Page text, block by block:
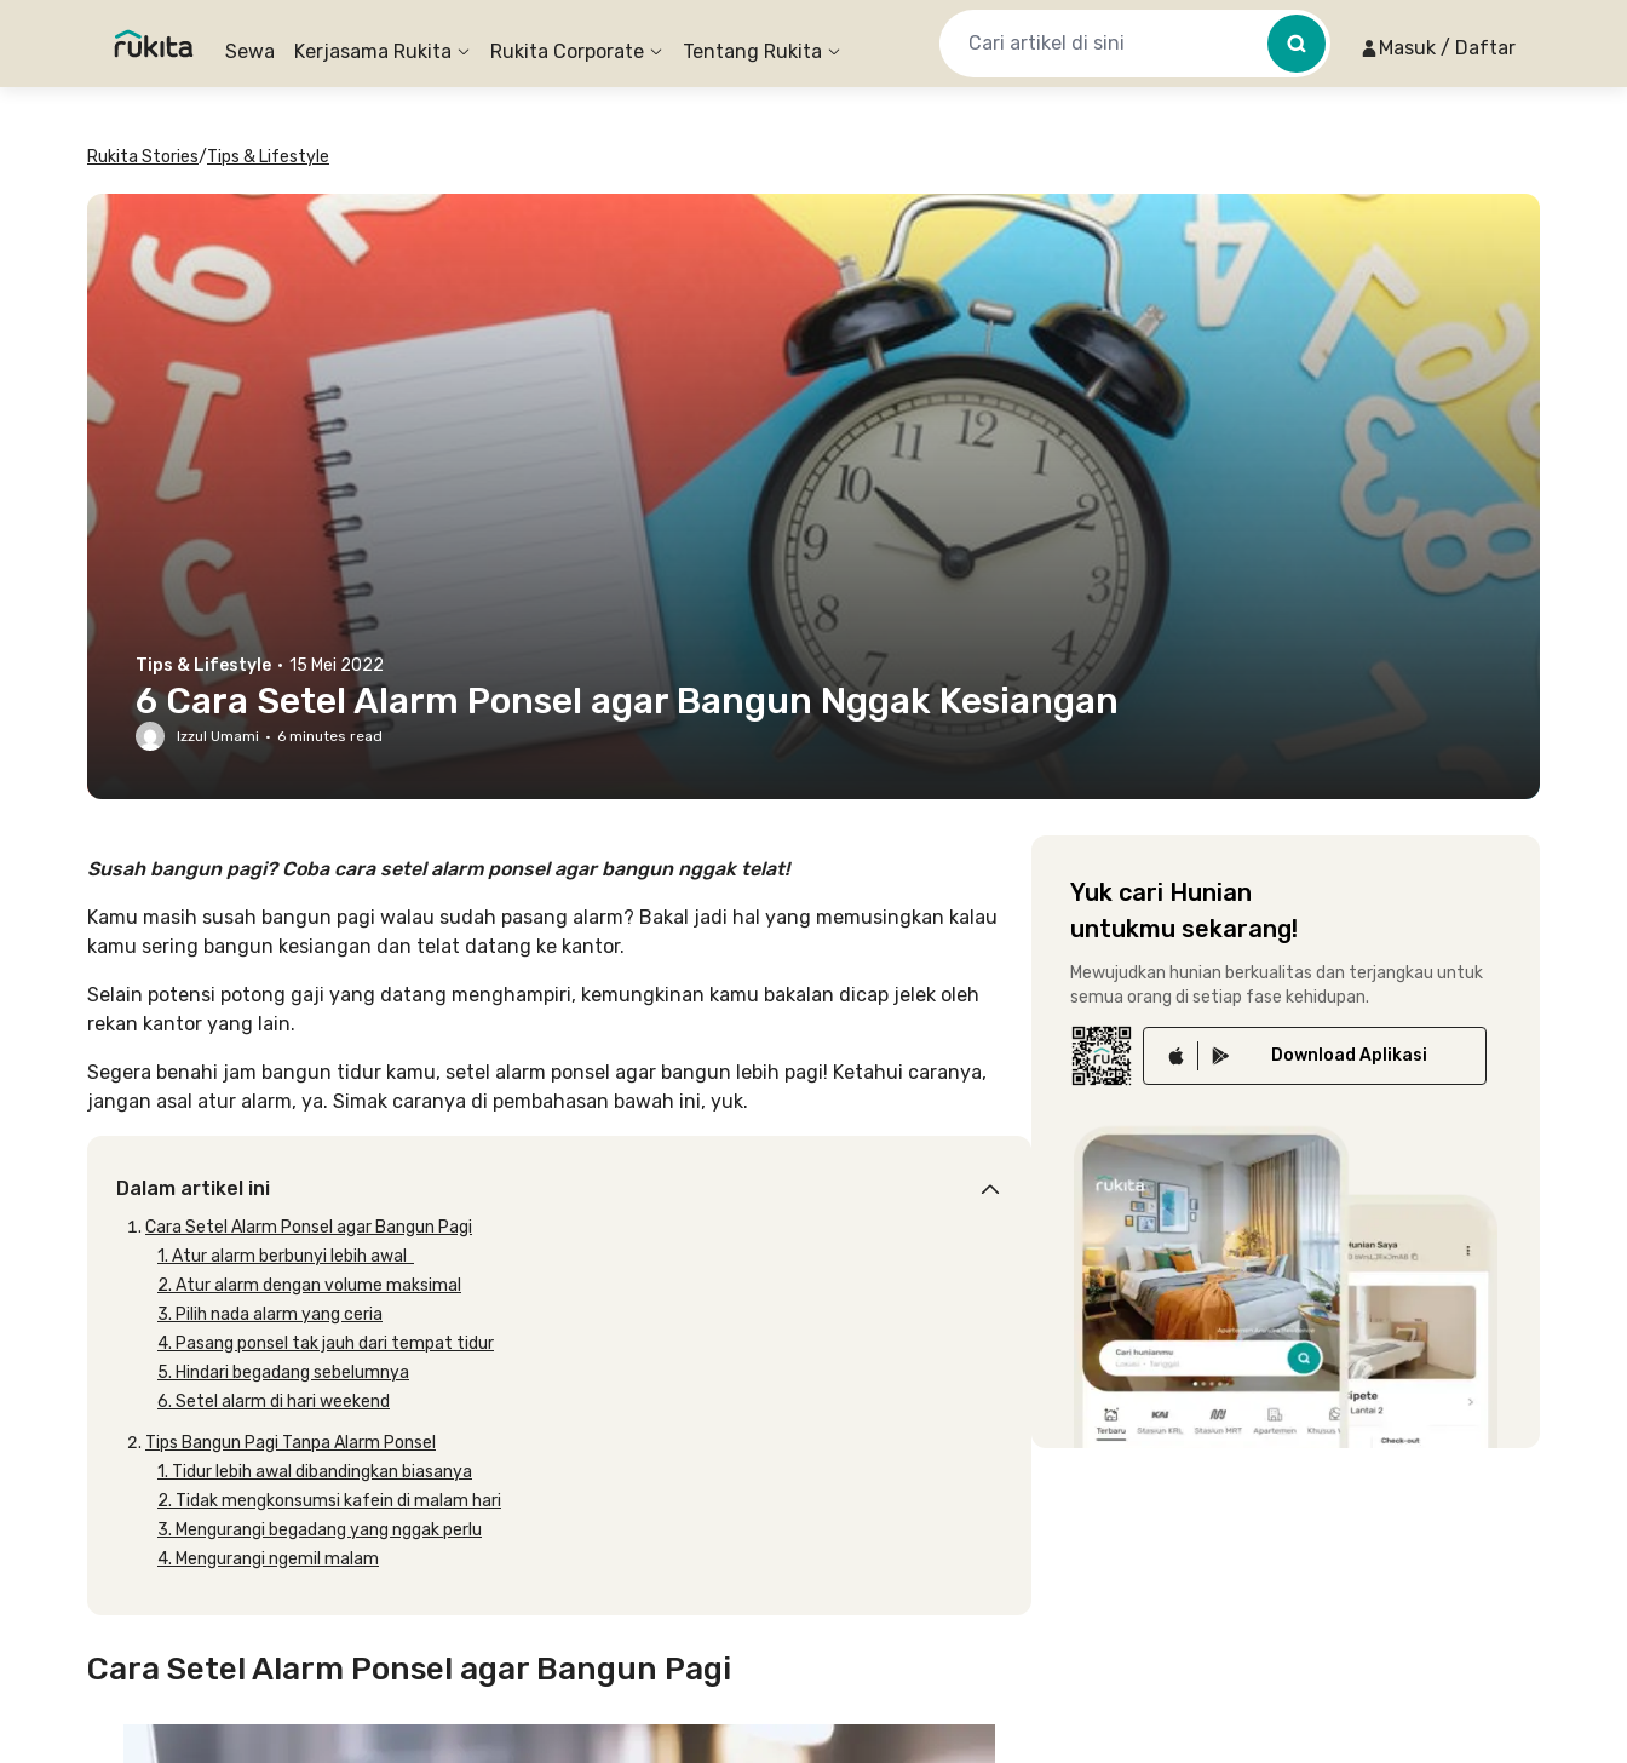
Sewa Kerjasama Rukita Rukita Corporate Tentang Rukita Masuk / Daftar
Rukita Stories/Tips & Lifestyle
Tips & Lifestyle · 15 Mei 2022
6 Cara Setel Alarm Ponsel agar Bangun Nggak Kesiangan
Izzul Umami · 6 minutes read
Susah bangun pagi? Coba cara setel alarm ponsel agar bangun nggak telat!
Kamu masih susah bangun pagi walau sudah pasang alarm? Bakal jadi hal yang memusingkan kalau
kamu sering bangun kesiangan dan telat datang ke kantor.
Selain potensi potong gaji yang datang menghampiri, kemungkinan kamu bakalan dicap jelek oleh
rekan kantor yang lain.
Segera benahi jam bangun tidur kamu, setel alarm ponsel agar bangun lebih pagi! Ketahui caranya,
jangan asal atur alarm, ya. Simak caranya di pembahasan bawah ini, yuk.
Dalam artikel ini
Cara Setel Alarm Ponsel agar Bangun Pagi
1. Atur alarm berbunyi lebih awal
2. Atur alarm dengan volume maksimal
3. Pilih nada alarm yang ceria
4. Pasang ponsel tak jauh dari tempat tidur
5. Hindari begadang sebelumnya
6. Setel alarm di hari weekend
Tips Bangun Pagi Tanpa Alarm Ponsel
1. Tidur lebih awal dibandingkan biasanya
2. Tidak mengkonsumsi kafein di malam hari
3. Mengurangi begadang yang nggak perlu
4. Mengurangi ngemil malam
Cara Setel Alarm Ponsel agar Bangun Pagi
Yuk cari Hunian
untukmu sekarang!
Mewujudkan hunian berkualitas dan terjangkau untuk
semua orang di setiap fase kehidupan.
Download Aplikasi